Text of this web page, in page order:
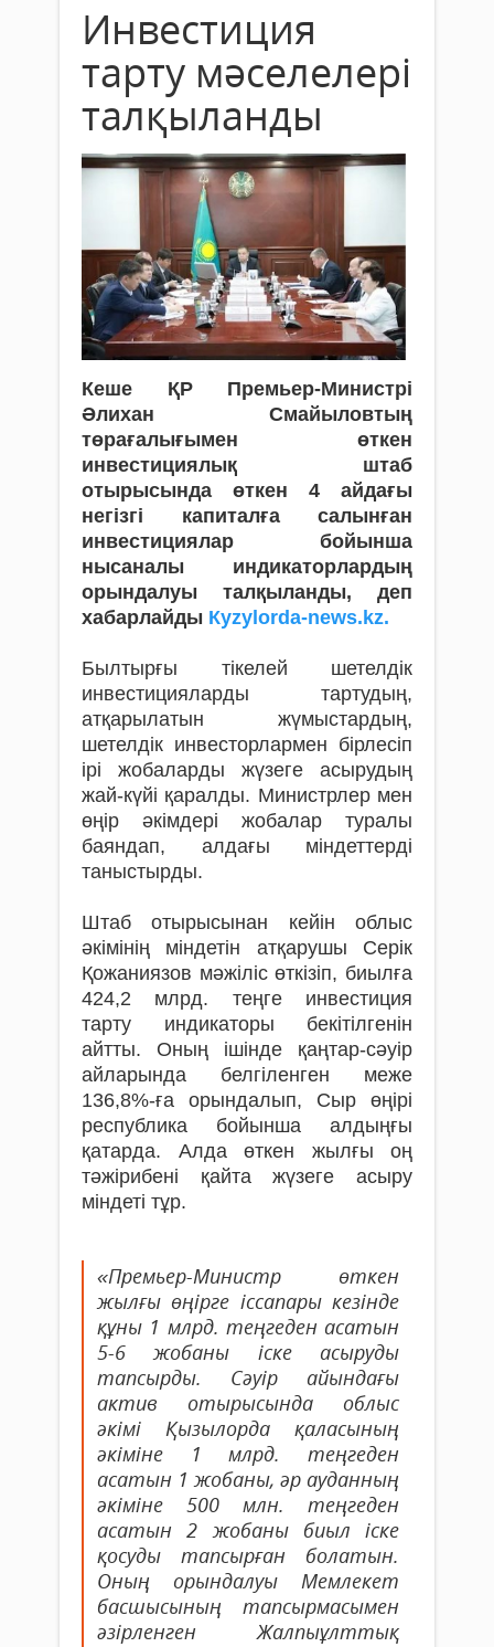
Инвестиция
тарту мәселелері
талқыланды
Кеше ҚР Премьер-Министрі
Әлихан Смайыловтың
төрағалығымен өткен
инвестициялық штаб
отырысында өткен 4 айдағы
негізгі капиталға салынған
инвестициялар бойынша
нысаналы индикаторлардың
орындалуы талқыланды, деп
хабарлайды Кyzylorda-news.kz.
Былтырғы тікелей шетелдік
инвестицияларды тартудың,
атқарылатын жүмыстардың,
шетелдік инвесторлармен бірлесіп
ірі жобаларды жүзеге асырудың
жай-күйі қаралды. Министрлер мен
өңір әкімдері жобалар туралы
баяндап, алдағы міндеттерді
таныстырды.
Штаб отырысынан кейін облыс
әкімінің міндетін атқарушы Серік
Қожаниязов мәжіліс өткізіп, биылға
424,2 млрд. теңге инвестиция
тарту индикаторы бекітілгенін
айтты. Оның ішінде қаңтар-сәуір
айларында белгіленген меже
136,8%-ға орындалып, Сыр өңірі
республика бойынша алдыңғы
қатарда. Алда өткен жылғы оң
тәжірибені қайта жүзеге асыру
міндеті тұр.
«Премьер-Министр өткен
жылғы өңірге іссапары кезінде
құны 1 млрд. теңгеден асатын
5-6 жобаны іске асыруды
тапсырды. Сәуір айындағы
актив отырысында облыс
әкімі Қызылорда қаласының
әкіміне 1 млрд. теңгеден
асатын 1 жобаны, әр ауданның
әкіміне 500 млн. теңгеден
асатын 2 жобаны биыл іске
қосуды тапсырған болатын.
Оның орындалуы Мемлекет
басшысының тапсырмасымен
әзірленген Жалпыұлттық